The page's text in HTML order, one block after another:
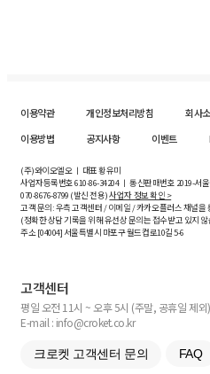
이용약관 개인정보처리방침 회사
이용방법
공지사항 이벤트
(주)와이오엘오 ㅣ 대표 황유미
사업자등록번호610-86-34204ㅣ 통신판매번호 2019-서
070-8676-8799 (발신 전용)사업자 정보 확인 >
고객 문의: 우측 고객센터 / 이메일 / 카카오플러스 채널을
(정확한 상담 기록을 위해 유선상 문의는 접수받고 있지
주소 [04004] 서울특별시 마포구 월드컵로10길5-6
고객센터
평일 오전 11시 ~ 오후 5시 (주말, 공휴일 제외)
E-mail : info@croket.co.kr
크로켓 고객센터 문의 FAQ